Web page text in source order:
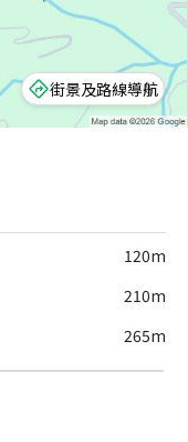
街景及路線導航
120m
210m
265m